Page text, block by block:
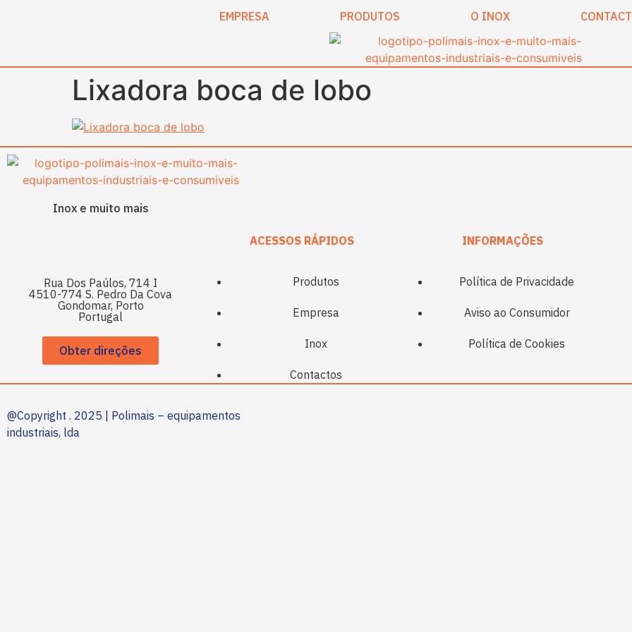
EMPRESA PRODUTOS O INOX
Lixadora boca de lobo
Inox e muito mais
Rua Dos Paúlos, 714 I
4510-774 S. Pedro Da Cova
Gondomar, Porto
Portugal
Obter direções
ACESSOS RÁPIDOS
Produtos
Empresa
Inox
Contactos
INFORMAÇÕES
Política de Privacidade
Aviso ao Consumidor
Política de Cookies
@Copyright . 2025 | Polimais – equipamentos
industriais, lda